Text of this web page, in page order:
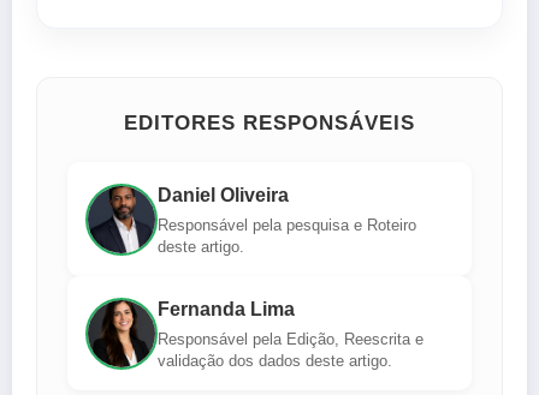
EDITORES RESPONSÁVEIS
Daniel Oliveira
Responsável pela pesquisa e Roteiro
deste artigo.
Fernanda Lima
Responsável pela Edição, Reescrita e
validação dos dados deste artigo.